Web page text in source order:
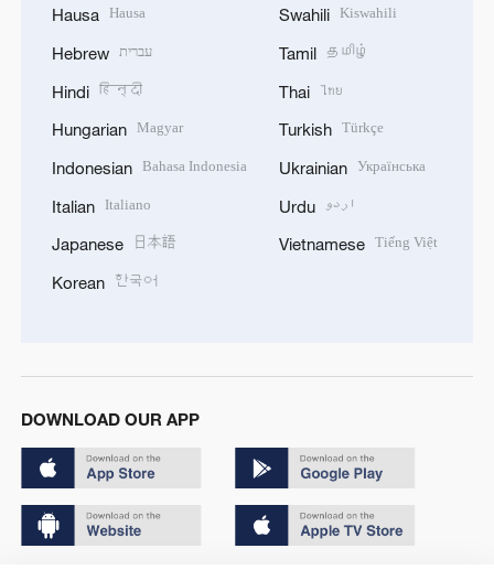
Hausa Hausa
Hebrew עברית
Hindi हिन्दी
Hungarian Magyar
Indonesian Bahasa Indonesia
Italian Italiano
Japanese 日本語
Korean 한국어
Swahili Kiswahili
Tamil தமிழ்
Thai ไทย
Turkish Türkçe
Ukrainian Українська
Urdu اردو
Vietnamese Tiếng Việt
DOWNLOAD OUR APP